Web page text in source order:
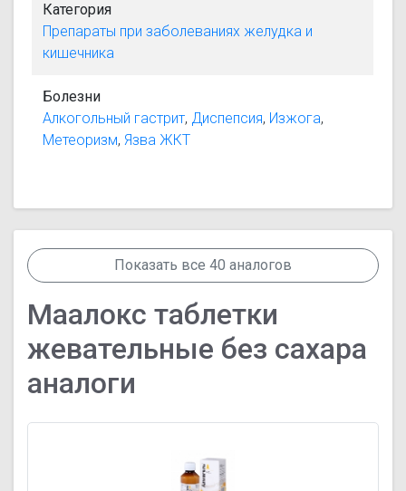
возникающие в результате применения некоторых
ЛС (НПВС, ГКС).
Категория
Препараты при заболеваниях желудка и
кишечника
Болезни
Алкогольный гастрит, Диспепсия, Изжога,
Метеоризм,Язва ЖКТ
Показать все 40 аналогов
Маалокс таблетки
жевательные без сахара
аналоги